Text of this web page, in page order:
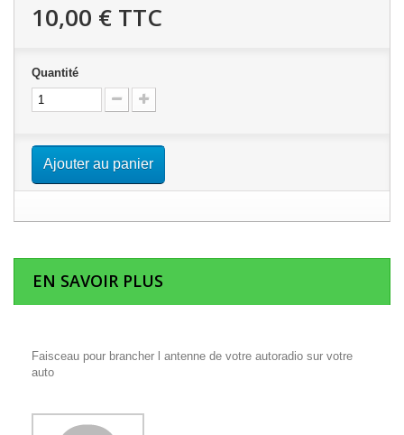
10,00 € TTC
Quantité
Ajouter au panier
EN SAVOIR PLUS
Faisceau pour brancher l antenne de votre autoradio sur votre
auto